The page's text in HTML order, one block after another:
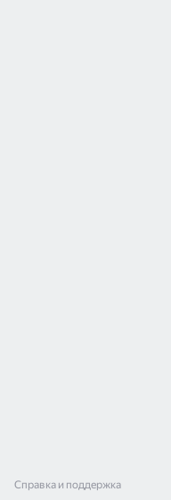
Справка и поддержка